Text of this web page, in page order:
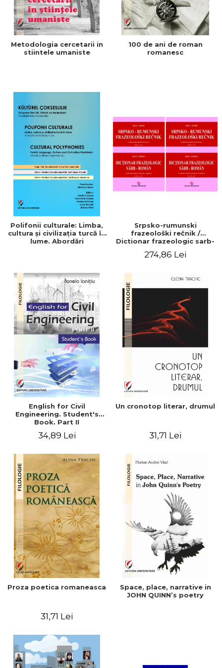
Metodologia cercetarii in
stiintele umaniste
100 de ani de roman
romanesc
Polifonii culturale: Limba,
cultura și civilizația turcă în
lume. Abordări
DisiplinlerarasıYaklaşımlar/
Cultural Pol
Srpsko-rumunski
frazeološki rečnik /
Dictionar frazeologic sarb-
2.: O-Ž
274,86 Lei
English for Civil
Engineering. Student's
Book. Part II
34,89 Lei
Un cronotop literar, drumul
31,71 Lei
Proza poetica romaneasca
31,71 Lei
Space, place, narrative in
JOHN QUINN’s poetry